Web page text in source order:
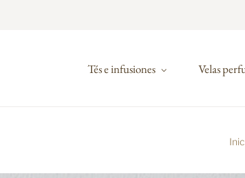
Tés e infusiones Velas